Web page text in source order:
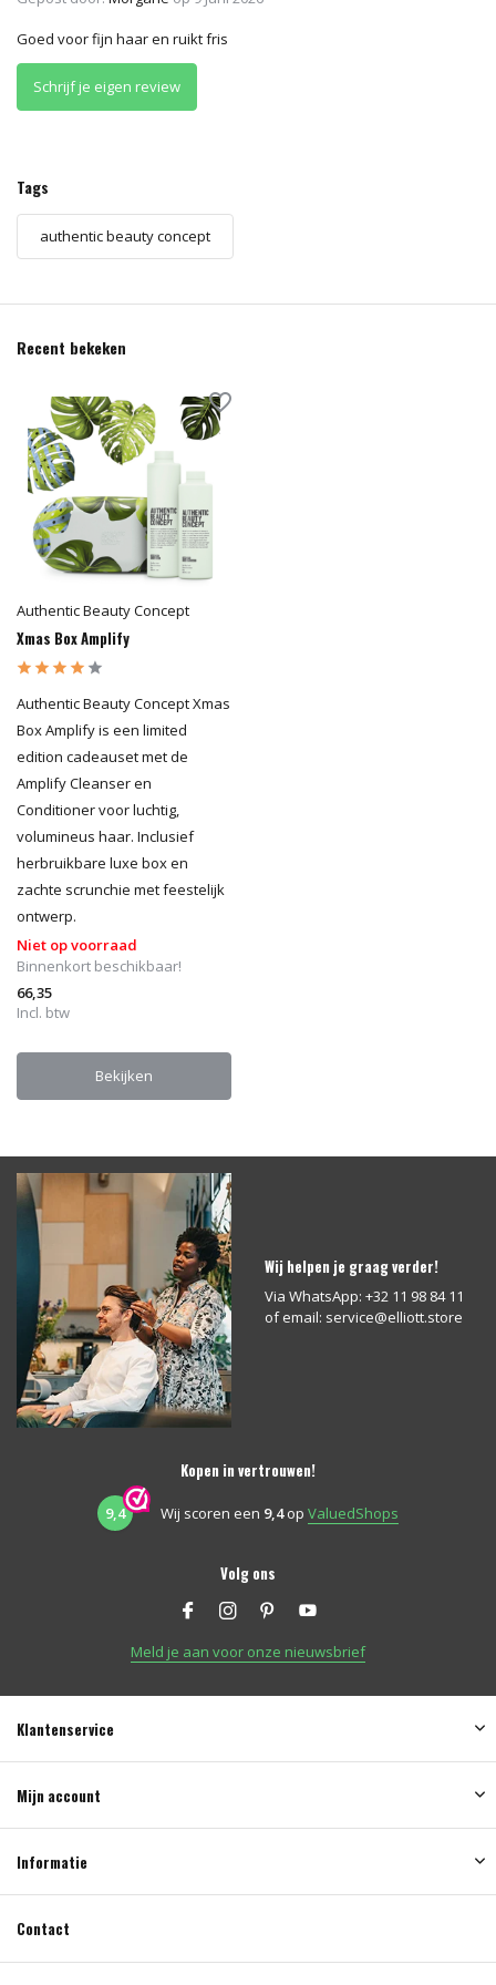
Goed voor fijn haar en ruikt fris
Schrijf je eigen review
Tags
authentic beauty concept
Recent bekeken
Authentic Beauty Concept
Xmas Box Amplify
Authentic Beauty Concept Xmas
Box Amplify is een limited
edition cadeauset met de
Amplify Cleanser en
Conditioner voor luchtig,
volumineus haar. Inclusief
herbruikbare luxe box en
zachte scrunchie met feestelijk
ontwerp.
Niet op voorraad
Binnenkort beschikbaar!
66,35
Incl. btw
Bekijken
Wij helpen je graag verder!
Via WhatsApp: +32 11 98 84 11
of email: service@elliott.store
Kopen in vertrouwen!
9,4 Wij scoren een 9,4op ValuedShops
Volg ons
Meld je aan voor onze nieuwsbrief
Klantenservice
Mijn account
Informatie
Contact